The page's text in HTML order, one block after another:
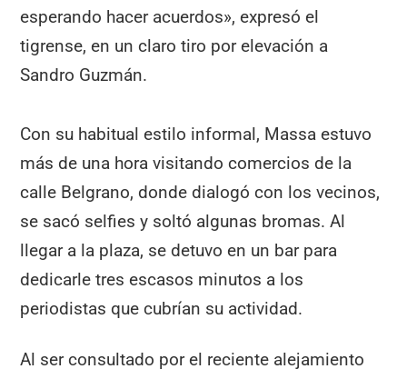
esperando hacer acuerdos», expresó el
tigrense, en un claro tiro por elevación a
Sandro Guzmán.
Con su habitual estilo informal, Massa estuvo
más de una hora visitando comercios de la
calle Belgrano, donde dialogó con los vecinos,
se sacó selfies y soltó algunas bromas. Al
llegar a la plaza, se detuvo en un bar para
dedicarle tres escasos minutos a los
periodistas que cubrían su actividad.
Al ser consultado por el reciente alejamiento